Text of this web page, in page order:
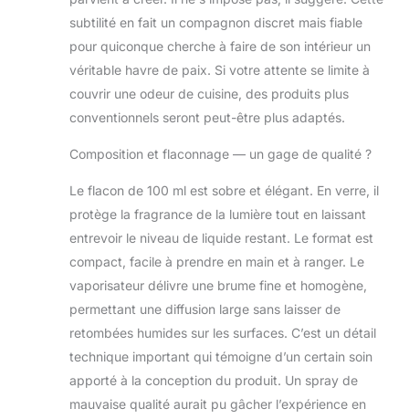
subtilité en fait un compagnon discret mais fiable
pour quiconque cherche à faire de son intérieur un
véritable havre de paix. Si votre attente se limite à
couvrir une odeur de cuisine, des produits plus
conventionnels seront peut-être plus adaptés.
Composition et flaconnage — un gage de qualité ?
Le flacon de 100 ml est sobre et élégant. En verre, il
protège la fragrance de la lumière tout en laissant
entrevoir le niveau de liquide restant. Le format est
compact, facile à prendre en main et à ranger. Le
vaporisateur délivre une brume fine et homogène,
permettant une diffusion large sans laisser de
retombées humides sur les surfaces. C’est un détail
technique important qui témoigne d’un certain soin
apporté à la conception du produit. Un spray de
mauvaise qualité aurait pu gâcher l’expérience en